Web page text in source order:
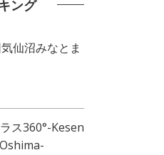
ング
仙沼みなとま
ス360°-Kesen